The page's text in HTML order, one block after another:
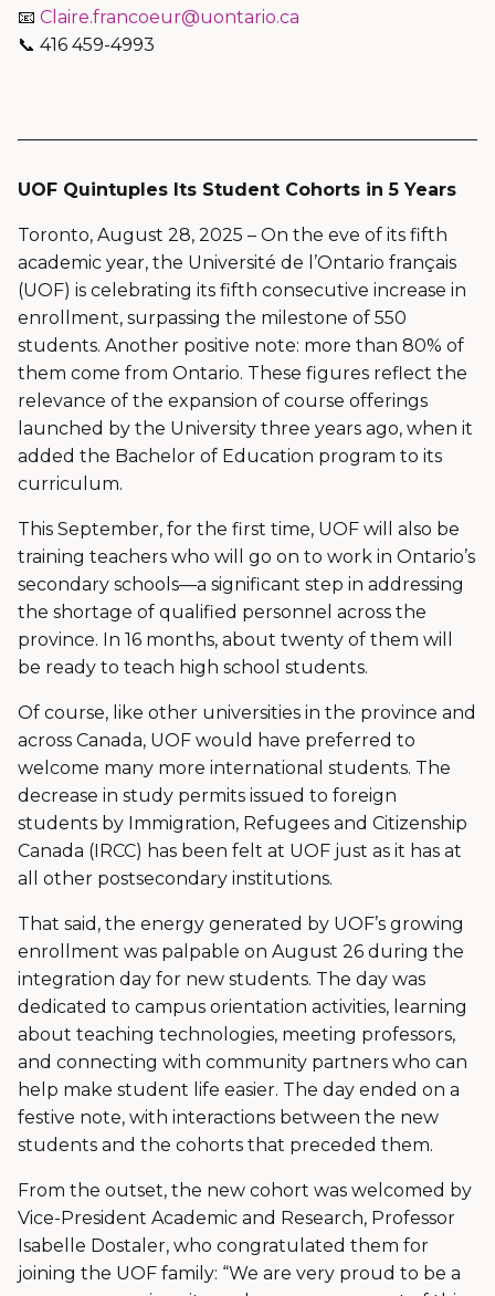
📧 Claire.francoeur@uontario.ca
📞 416 459-4993
UOF Quintuples Its Student Cohorts in 5 Years
Toronto, August 28, 2025 – On the eve of its fifth
academic year, the Université de l’Ontario français
(UOF) is celebrating its fifth consecutive increase in
enrollment, surpassing the milestone of 550
students. Another positive note: more than 80% of
them come from Ontario. These figures reflect the
relevance of the expansion of course offerings
launched by the University three years ago, when it
added the Bachelor of Education program to its
curriculum.
This September, for the first time, UOF will also be
training teachers who will go on to work in Ontario’s
secondary schools—a significant step in addressing
the shortage of qualified personnel across the
province. In 16 months, about twenty of them will
be ready to teach high school students.
Of course, like other universities in the province and
across Canada, UOF would have preferred to
welcome many more international students. The
decrease in study permits issued to foreign
students by Immigration, Refugees and Citizenship
Canada (IRCC) has been felt at UOF just as it has at
all other postsecondary institutions.
That said, the energy generated by UOF’s growing
enrollment was palpable on August 26 during the
integration day for new students. The day was
dedicated to campus orientation activities, learning
about teaching technologies, meeting professors,
and connecting with community partners who can
help make student life easier. The day ended on a
festive note, with interactions between the new
students and the cohorts that preceded them.
From the outset, the new cohort was welcomed by
Vice-President Academic and Research, Professor
Isabelle Dostaler, who congratulated them for
joining the UOF family: “We are very proud to be a